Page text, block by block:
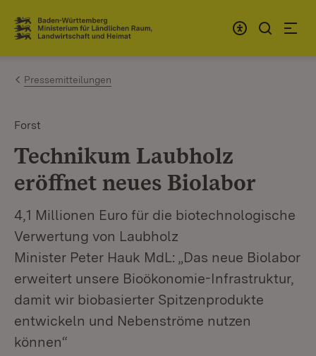
Zum Inhalt springen
Link zur Startseite
Pressemitteilungen
Forst
Technikum Laubholz
eröffnet neues Biolabor
4,1 Millionen Euro für die biotechnologische
Verwertung von Laubholz
Minister Peter Hauk MdL: „Das neue Biolabor
erweitert unsere Bioökonomie-Infrastruktur,
damit wir biobasierter Spitzenprodukte
entwickeln und Nebenströme nutzen
können“